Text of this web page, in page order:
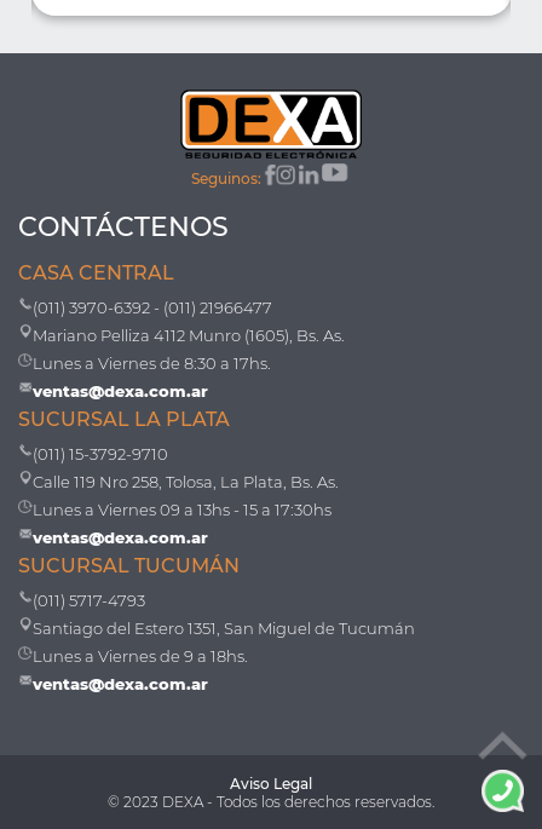
Seguinos:
CONTÁCTENOS
CASA CENTRAL
(011) 3970-6392 - (011) 21966477
Mariano Pelliza 4112 Munro (1605), Bs. As.
Lunes a Viernes de 8:30 a 17hs.
ventas@dexa.com.ar
SUCURSAL LA PLATA
(011) 15-3792-9710
Calle 119 Nro 258, Tolosa, La Plata, Bs. As.
Lunes a Viernes 09 a 13hs - 15 a 17:30hs
ventas@dexa.com.ar
SUCURSAL TUCUMÁN
(011) 5717-4793
Santiago del Estero 1351, San Miguel de Tucumán
Lunes a Viernes de 9 a 18hs.
ventas@dexa.com.ar
Aviso Legal
© 2023 DEXA - Todos los derechos reservados.